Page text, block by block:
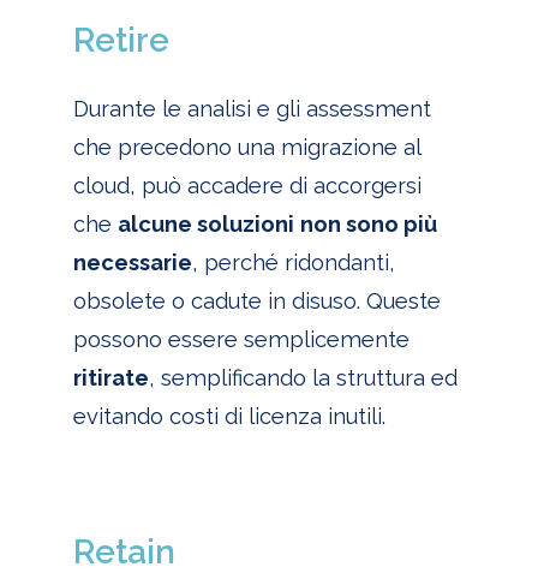
Retire
Durante le analisi e gli assessment
che precedono una migrazione al
cloud, può accadere di accorgersi
che alcune soluzioni non sono più
necessarie, perché ridondanti,
obsolete o cadute in disuso. Queste
possono essere semplicemente
ritirate, semplificando la struttura ed
evitando costi di licenza inutili.
Retain